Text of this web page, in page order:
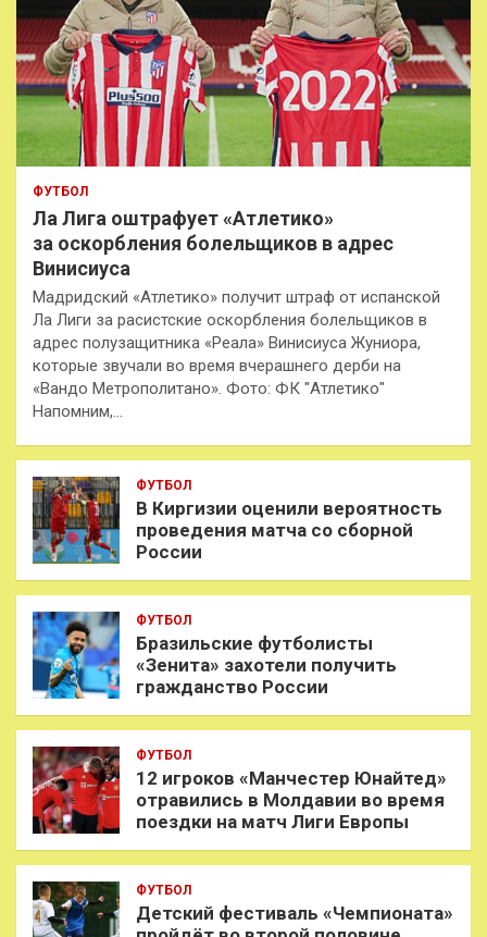
ФУТБОЛ
Ла Лига оштрафует «Атлетико»
за оскорбления болельщиков в адрес
Винисиуса
Мадридский «Атлетико» получит штраф от испанской
Ла Лиги за расистские оскорбления болельщиков в
адрес полузащитника «Реала» Винисиуса Жуниора,
которые звучали во время вчерашнего дерби на
«Вандо Метрополитано». Фото: ФК "Атлетико"
Напомним,…
ФУТБОЛ
В Киргизии оценили вероятность
проведения матча со сборной
России
ФУТБОЛ
Бразильские футболисты
«Зенита» захотели получить
гражданство России
ФУТБОЛ
12 игроков «Манчестер Юнайтед»
отравились в Молдавии во время
поездки на матч Лиги Европы
ФУТБОЛ
Детский фестиваль «Чемпионата»